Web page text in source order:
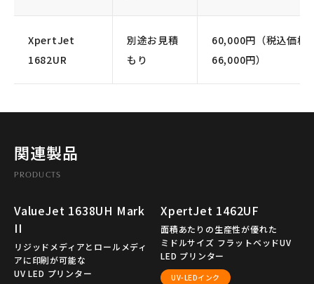
XpertJet
1682UR
別途お見積
もり
60,000円（税込価格
66,000円）
関連製品
PRODUCTS
ValueJet 1638UH Mark
II
リジッドメディアとロールメディ
アに印刷が可能な
UV LED プリンター
XpertJet 1462UF
面積あたりの生産性が優れた
ミドルサイズ フラットベッドUV
LED プリンター
UV-LEDインク